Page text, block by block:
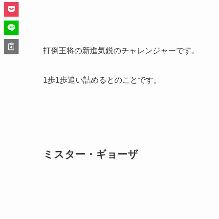
打倒王将の新進気鋭のチャレンジャーです。
1歩1歩追い詰めるとのことです。
ミスター・ギョーザ